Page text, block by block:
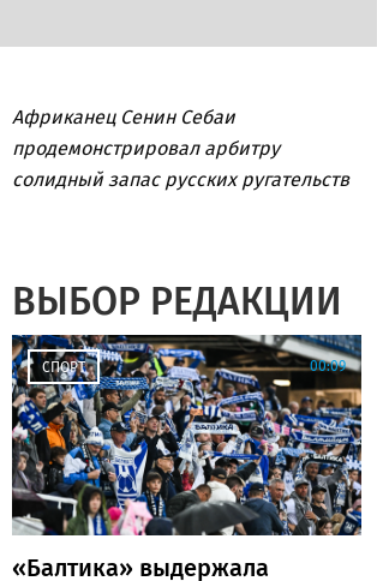
Африканец Сенин Себаи
продемонстрировал арбитру
солидный запас русских ругательств
ВЫБОР РЕДАКЦИИ
СПОРТ 00:09
«Балтика» выдержала